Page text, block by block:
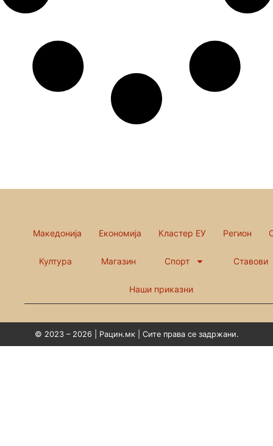
Македонија Економија Кластер ЕУ Регион
Култура Магазин Спорт Ставови
Наши приказни
© 2023 – 2026 | Рацин.мк | Сите права се задржани.